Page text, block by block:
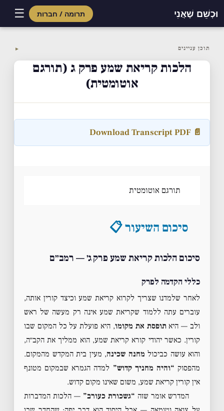
וּכְשֵׁם שֶׁאֲנִי תרומה / חברות ☰
content
תוכן עניינים ▼
הלכות קריאת שמע פרק ג (תורגם
אוטומטית)
📄 Download Transcript PDF
תורגם אוטומטית
סיכום השיעור 📋
סיכום הלכות קריאת שמע פרק ג׳ — רמב״ם
כללי הקדמה לפרק
לאחר שלמדנו שצריך לקרוא קריאת שמע וכיצד קורין אותה,
עוברים עתה ללמוד שקריאת שמע אינה רק מעשה של ראש
ולב — היאתופסת את מקומו, היא פועלת על כל המקום שבו
קורין. כאשר יהודי קורא קריאת שמע, הוא ממליך את הקב״ה,
והוא עושה כביכול מחנה שכינה, מעין בית המקדש מהמקום.
מהפסוק “והיה מחניך קדוש” למדה הגמרא שבמקום מטונף
אין קורין קריאת שמע, משום שאינו מקום קדוש.
המדרש אומר שזה “גשכורת כעורב” — הלכות המדברות